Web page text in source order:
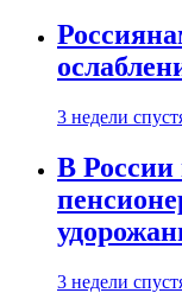
3 недели
В России
3 недели